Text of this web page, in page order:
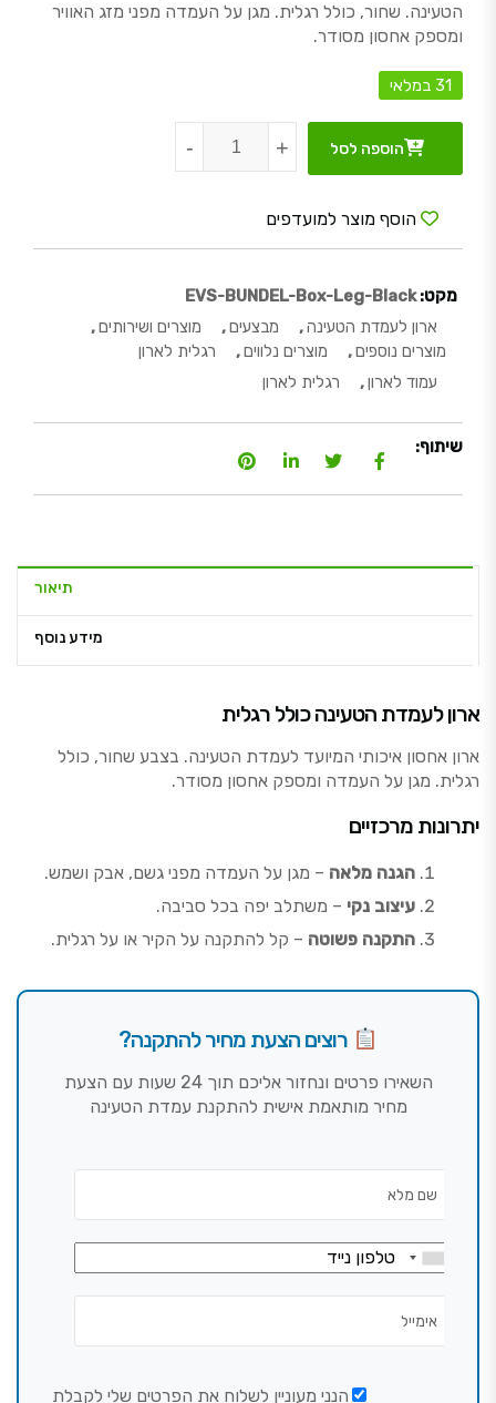
הטעינה. שחור, כולל רגלית. מגן על העמדה מפני מזג האוויר
ומספק אחסון מסודר.
31 במלאי
+
- הוספה לסל
הוסף מוצר למועדפים
מקט: EVS-BUNDEL-Box-Leg-Black
ארון לעמדת הטעינה, מבצעים, מוצרים ושירותים,
מוצרים נוספים, מוצרים נלווים,
רגלית לארון
עמוד לארון, רגלית לארון
שיתוף:
תיאור
מידע נוסף
ארון לעמדת הטעינה כולל רגלית
ארון אחסון איכותי המיועד לעמדת הטעינה. בצבע שחור, כולל
רגלית. מגן על העמדה ומספק אחסון מסודר.
יתרונות מרכזיים
הגנה מלאה – מגן על העמדה מפני גשם, אבק ושמש.
עיצוב נקי – משתלב יפה בכל סביבה.
התקנה פשוטה – קל להתקנה על הקיר או על רגלית.
רוצים הצעת מחיר להתקנה?
השאירו פרטים ונחזור אליכם תוך 24 שעות עם הצעת
מחיר מותאמת אישית להתקנת עמדת הטעינה
הנני מעוניין לשלוח את הפרטים שלי לקבלת